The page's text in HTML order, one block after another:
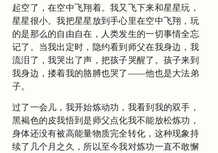
起空了，在空中飞翔着。我又飞下来和星星玩，
星星很小。我把星星放到手心里在空中飞翔，玩
的是那么的自由自在，人类发生的一切事情全忘
记了。当我出定时，隐约看到师父在我身边，我
流泪了，我哭出了声，把孩子哭醒了。孩子来到
我身边，搂着我的胳膊也哭了——他也是大法弟
子。
过了一会儿，我开始炼动功，我看到我的双手，
黑褐色的皮我悟到是师父点化我不能放松炼功，
身体还没有被高能量物质完全转化，这种现象持
续了几个月之久，所以至今我对炼功一直不敢懈